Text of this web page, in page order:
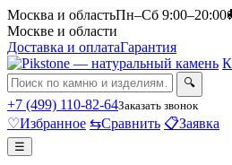
Москва и областьПн–Сб 9:00–20:00
Москве и области
Доставка и оплатаГарантия
🔍
+7 (499) 110-82-64Заказать звонок
♡Избранное ⇆Сравнить 📋Заявка
☰